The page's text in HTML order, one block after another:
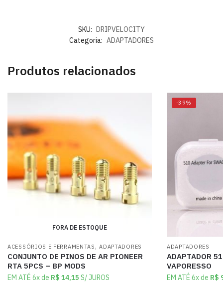
SKU: DRIPVELOCITY
Categoria: ADAPTADORES
Produtos relacionados
FORA DE ESTOQUE
ACESSÓRIOS E FERRAMENTAS ,ADAPTADORES
CONJUNTO DE PINOS DE AR PIONEER
RTA 5PCS – BP MODS
EM ATÉ 6x de R$ 14,15 S/ JUROS
-39%
ADAPTADORES
ADAPTADOR
VAPORESSO
EM ATÉ 6x de R$